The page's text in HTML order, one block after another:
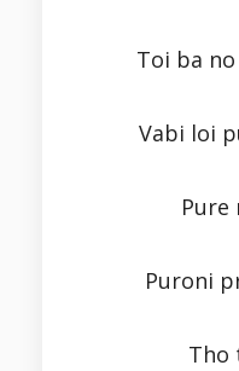
Toi ba
Vabi loi
Pure
Puroni
Tho